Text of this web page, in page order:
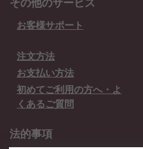
お客様サポート
注文方法
お支払い方法
初めてご利用の方へ・よ
くあるご質問
法的事項